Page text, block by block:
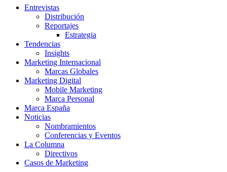
Entrevistas
Distribución
Reportajes
Estrategia
Tendencias
Insights
Marketing Internacional
Marcas Globales
Marketing Digital
Mobile Marketing
Marca Personal
Marca España
Noticias
Nombramientos
Conferencias y Eventos
La Columna
Directivos
Casos de Marketing